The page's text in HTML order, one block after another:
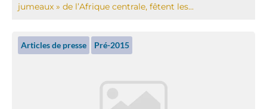
jumeaux » de l’Afrique centrale, fêtent les...
Articles de presse Pré-2015